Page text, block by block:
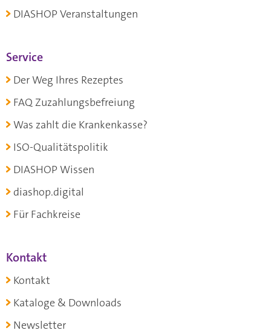
DIASHOP Veranstaltungen
Service
Der Weg Ihres Rezeptes
FAQ Zuzahlungsbefreiung
Was zahlt die Krankenkasse?
ISO-Qualitätspolitik
DIASHOP Wissen
diashop.digital
Für Fachkreise
Kontakt
Kontakt
Kataloge & Downloads
Newsletter